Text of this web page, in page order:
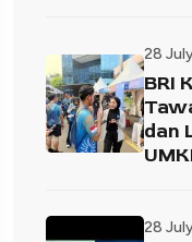
28
BRI
dan
28